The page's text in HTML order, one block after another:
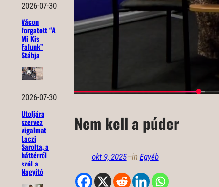
2026-07-30
Vácon
forgatott “A
Mi Kis
Falunk”
Stábja
2026-07-30
Utoljára
szervez
vigalmat
Laczi
Sarolta, a
háttérről
szól a
Nagyító
Nem kell a púder
okt 9, 2025—in Egyéb